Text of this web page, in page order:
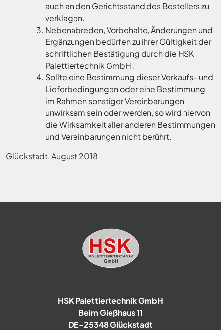
auch an den Gerichtsstand des Bestellers zu
verklagen.
Nebenabreden, Vorbehalte, Änderungen und
Ergänzungen bedürfen zu ihrer Gültigkeit der
schriftlichen Bestätigung durch die HSK
Palettiertechnik GmbH .
Sollte eine Bestimmung dieser Verkaufs- und
Lieferbedingungen oder eine Bestimmung
im Rahmen sonstiger Vereinbarungen
unwirksam sein oder werden, so wird hiervon
die Wirksamkeit aller anderen Bestimmungen
und Vereinbarungen nicht berührt.
Glückstadt, August 2018
HSK Palettiertechnik GmbH
Beim Gießhaus 11
DE-25348 Glückstadt